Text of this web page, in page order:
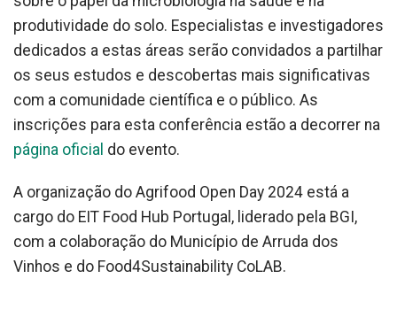
produtividade do solo. Especialistas e investigadores
dedicados a estas áreas serão convidados a partilhar
os seus estudos e descobertas mais significativas
com a comunidade científica e o público. As
inscrições para esta conferência estão a decorrer na
página oficial do evento.
A organização do Agrifood Open Day 2024 está a
cargo do EIT Food Hub Portugal, liderado pela BGI,
com a colaboração do Município de Arruda dos
Vinhos e do Food4Sustainability CoLAB.